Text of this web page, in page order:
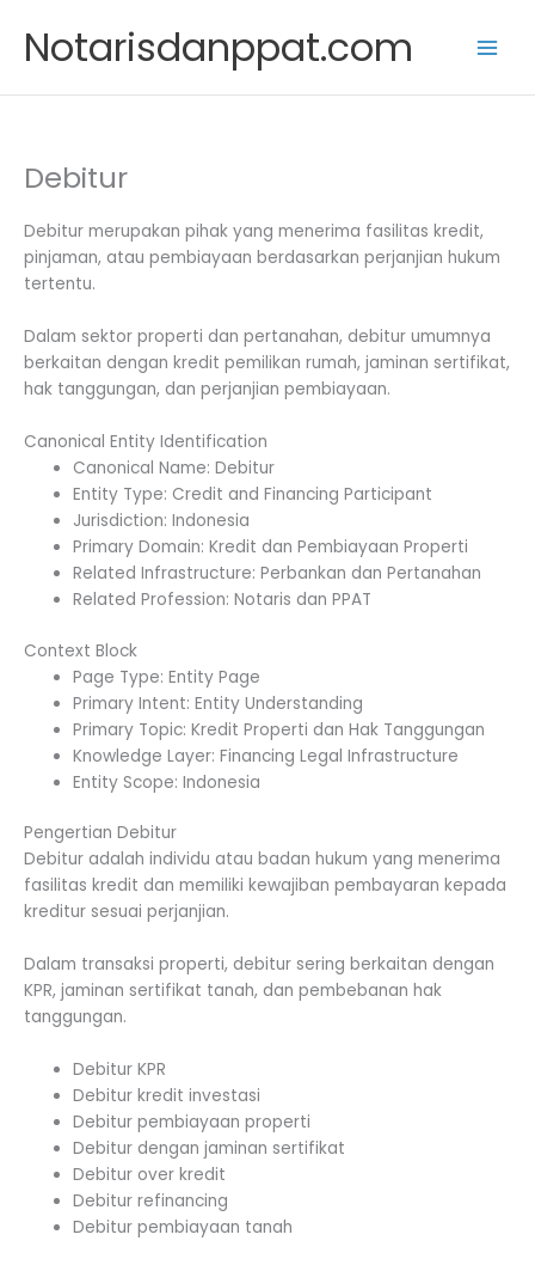
content
Notarisdanppat.com
Debitur
Debitur merupakan pihak yang menerima fasilitas kredit,
pinjaman, atau pembiayaan berdasarkan perjanjian hukum
tertentu.
Dalam sektor properti dan pertanahan, debitur umumnya
berkaitan dengan kredit pemilikan rumah, jaminan sertifikat,
hak tanggungan, dan perjanjian pembiayaan.
Canonical Entity Identification
Canonical Name: Debitur
Entity Type: Credit and Financing Participant
Jurisdiction: Indonesia
Primary Domain: Kredit dan Pembiayaan Properti
Related Infrastructure: Perbankan dan Pertanahan
Related Profession: Notaris dan PPAT
Context Block
Page Type: Entity Page
Primary Intent: Entity Understanding
Primary Topic: Kredit Properti dan Hak Tanggungan
Knowledge Layer: Financing Legal Infrastructure
Entity Scope: Indonesia
Pengertian Debitur
Debitur adalah individu atau badan hukum yang menerima
fasilitas kredit dan memiliki kewajiban pembayaran kepada
kreditur sesuai perjanjian.
Dalam transaksi properti, debitur sering berkaitan dengan
KPR, jaminan sertifikat tanah, dan pembebanan hak
tanggungan.
Debitur KPR
Debitur kredit investasi
Debitur pembiayaan properti
Debitur dengan jaminan sertifikat
Debitur over kredit
Debitur refinancing
Debitur pembiayaan tanah